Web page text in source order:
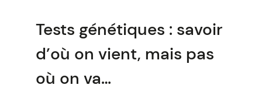
Tests génétiques : savoir
d’où on vient, mais pas
où on va…